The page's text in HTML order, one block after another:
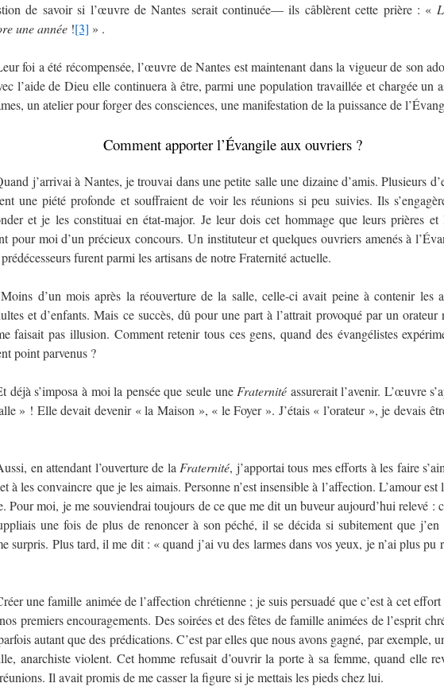
de savoir si l’œuvre de Nantes serait continuée— ils câblèrent cette prière : «
une année ![3] » .
foi a été récompensée, l’œuvre de Nantes est maintenant dans la vigueur de son
l’aide de Dieu elle continuera à être, parmi une population travaillée et chargée un
un atelier pour forger des consciences, une manifestation de la puissance de
Comment apporter l’Évangile aux ouvriers ?
j’arrivai à Nantes, je trouvai dans une petite salle une dizaine d’amis. Plusieurs
une piété profonde et souffraient de voir les réunions si peu suivies. Ils
et je les constituai en état-major. Je leur dois cet hommage que leurs prières et
pour moi d’un précieux concours. Un instituteur et quelques ouvriers amenés à
furent parmi les artisans de notre Fraternité actuelle.
d’un mois après la réouverture de la salle, celle-ci avait peine à contenir les
et d’enfants. Mais ce succès, dû pour une part à l’attrait provoqué par un orateur
faisait pas illusion. Comment retenir tous ces gens, quand des évangélistes
point parvenus ?
s’imposa à moi la pensée que seule une Fraternité assurerait l’avenir. L’œuvre
» ! Elle devait devenir « la Maison », « le Foyer ». J’étais « l’orateur », je devais
en attendant l’ouverture de la Fraternité, j’apportai tous mes efforts à les faire
à les convaincre que je les aimais. Personne n’est insensible à l’affection. L’amour est
Pour moi, je me souviendrai toujours de ce que me dit un buveur aujourd’hui relevé :
une fois de plus de renoncer à son péché, il se décida si subitement que
surpris. Plus tard, il me dit : « quand j’ai vu des larmes dans vos yeux, je n’ai plus pu
une famille animée de l’affection chrétienne ; je suis persuadé que c’est à cet
premiers encouragements. Des soirées et des fêtes de famille animées de l’esprit
autant que des prédications. C’est par elles que nous avons gagné, par exemple,
anarchiste violent. Cet homme refusait d’ouvrir la porte à sa femme, quand elle
Il avait promis de me casser la figure si je mettais les pieds chez lui.